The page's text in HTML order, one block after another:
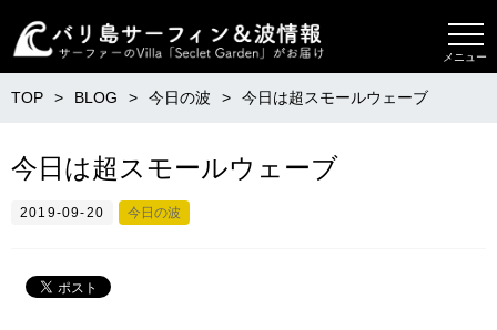
メニュー
TOP BLOG 今日の波 今日は超スモールウェーブ
今日は超スモールウェーブ
2019-09-20 今日の波